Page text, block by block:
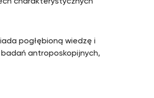
pogłębioną wiedzę i
antroposkopijnych,